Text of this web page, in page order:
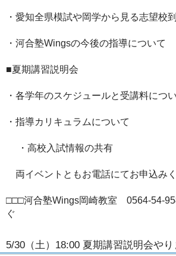
・愛知全県模試や岡学から見る志望校
・河合塾Wingsの今後の指導について
■夏期講習説明会
・各学年のスケジュールと受講料につ
・指導カリキュラムについて
・高校入試情報の共有
両イベントともお電話にてお申込みく
□□□河合塾Wings岡崎教室 0564-54-
ぐ
5/30（土）18:00 夏期講習説明会やり